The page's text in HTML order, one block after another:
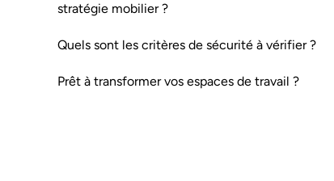
stratégie mobilier ?
Quels sont les critères de sécurité à vérifier ?
Prêt à transformer vos espaces de travail ?